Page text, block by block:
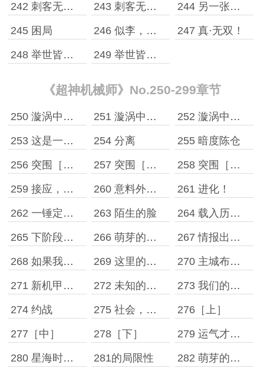
242 刺客无双［上］ 243 刺客无双［下］ 244 另一张底牌
245 困局 246 似李，黑幽灵！ 247 真·无双！
248 举世皆惊［一］ 249 举世皆惊［二］
《超神机械师》No.250-299章节
250 漩涡中心 一 251 漩涡中心 二 252 漩涡中心 三
253 这是一个爱情故事 254 分离 255 暗度陈仓
256 突围［一］ 257 突围［二］ 258 突围［三］
259 接应，陷阱！ 260 意料外的强援！ 261 进化！
262 一锤定音！ 263 陌生的脸 264 载入历史的对视
265 下阶段转职要求 266 萌芽的起源 267 情报出手，战争转折
268 如果我是标题你会爱我吗…… 269 这里的玩家超热情，我超喜欢这里的 270 主城布局，行动计划
271 新机甲——腾蛇！ 272 未知的潜力 273 我们的宗旨是：搞事情！！
274 约战 275 社会，社会 276［上］
277［中］ 278［下］ 279 运气才是王道
280 星海时报：主线的另外可能性 281的局限性 282 萌芽的绝路